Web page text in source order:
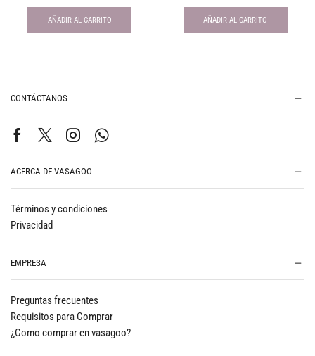
AÑADIR AL CARRITO AÑADIR AL CARRITO
CONTÁCTANOS
ACERCA DE VASAGOO
Términos y condiciones
Privacidad
EMPRESA
Preguntas frecuentes
Requisitos para Comprar
¿Como comprar en vasagoo?